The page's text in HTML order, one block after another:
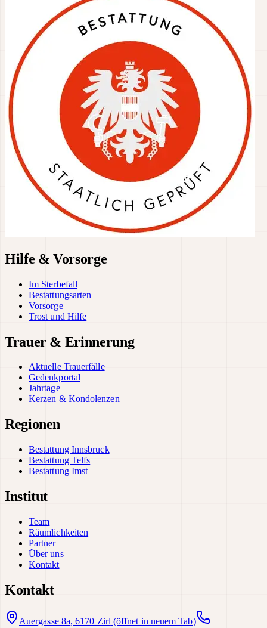
Hilfe & Vorsorge
Im Sterbefall
Bestattungsarten
Vorsorge
Trost und Hilfe
Trauer & Erinnerung
Aktuelle Trauerfälle
Gedenkportal
Jahrtage
Kerzen & Kondolenzen
Regionen
Bestattung Innsbruck
Bestattung Telfs
Bestattung Imst
Institut
Team
Räumlichkeiten
Partner
Über uns
Kontakt
Kontakt
Auergasse 8a, 6170 Zirl (öffnet in neuem Tab)